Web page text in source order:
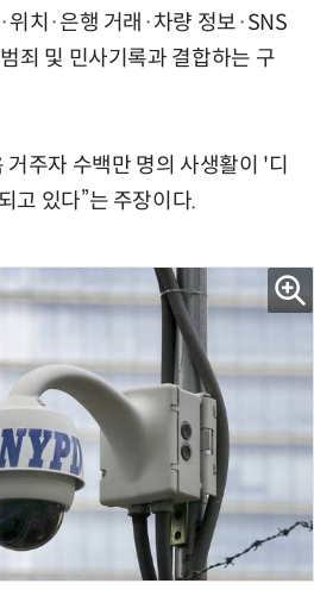
위치·은행 거래·차량 정보·SNS
죄 및 민사기록과 결합하는 구
거주자 수백만 명의 사생활이 '디
고 있다”는 주장이다.